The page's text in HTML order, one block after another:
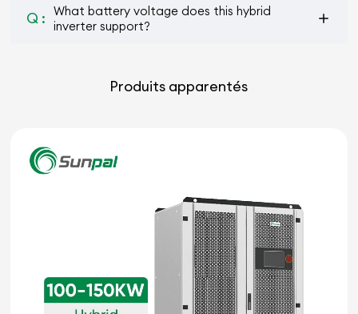
Q :
What battery voltage does this hybrid
inverter support?
Produits apparentés